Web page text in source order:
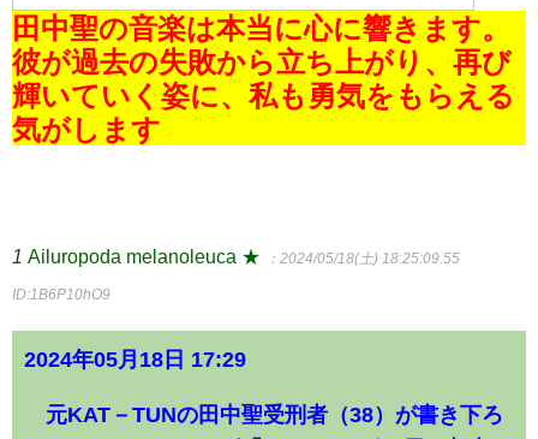
田中聖の音楽は本当に心に響きます。
彼が過去の失敗から立ち上がり、再び
輝いていく姿に、私も勇気をもらえる
気がします
1 Ailuropoda melanoleuca ★ ：2024/05/18(土) 18:25:09.55
ID:1B6P10hO9
2024年05月18日 17:29
元KAT－TUNの田中聖受刑者（38）が書き下ろ